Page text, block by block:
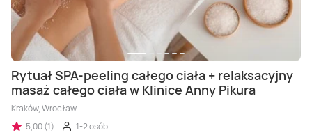
Rytuał SPA-peeling całego ciała + relaksacyjny
masaż całego ciała w Klinice Anny Pikura
Kraków, Wrocław
5,00 (1)
1-2 osób